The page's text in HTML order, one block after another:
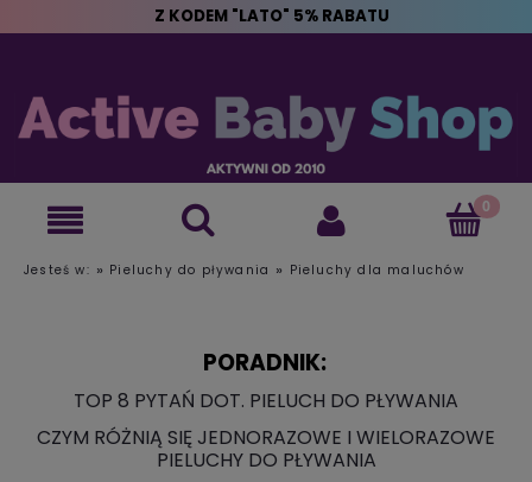
Z KODEM "LATO" 5% RABATU
Jesteś w: » Pieluchy do pływania » Pieluchy dla maluchów
PORADNIK:
TOP 8 PYTAŃ DOT. PIELUCH DO PŁYWANIA
CZYM RÓŻNIĄ SIĘ JEDNORAZOWE I WIELORAZOWE
PIELUCHY DO PŁYWANIA